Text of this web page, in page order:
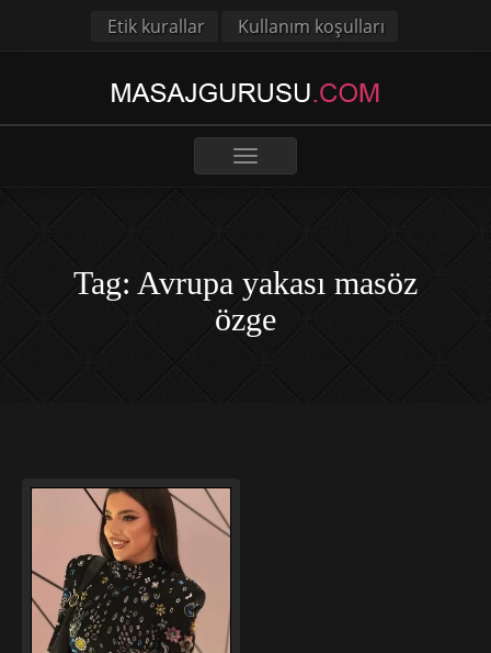
Etik kurallar Kullanım koşulları
Toggle
Tag: Avrupa yakası masöz
özge